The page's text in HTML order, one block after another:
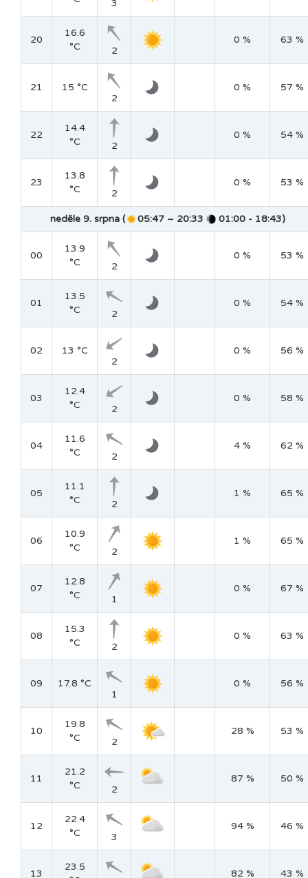
3
20
16.6
°C
2
0 % 63 %
21
15 °C
2
0 % 57 %
22
14.4
°C
2
0 % 54 %
23
13.8
°C
2
0 % 53 %
neděle 9. srpna ( 05:47 – 20:33 01:00 - 18:43)
00
13.9
°C
2
0 % 53 %
01
13.5
°C
2
0 % 54 %
02
13 °C
2
0 % 56 %
03
12.4
°C
2
0 % 58 %
04
11.6
°C
2
4 % 62 %
05
11.1
°C
2
1 % 65 %
06
10.9
°C
2
1 % 65 %
07
12.8
°C
1
0 % 67 %
08
15.3
°C
2
0 % 63 %
09
17.8 °C
1
0 % 56 %
10
19.8
°C
2
28 % 53 %
11
21.2
°C
2
87 % 50 %
12
22.4
°C
3
94 % 46 %
13
23.5
82 % 43 %